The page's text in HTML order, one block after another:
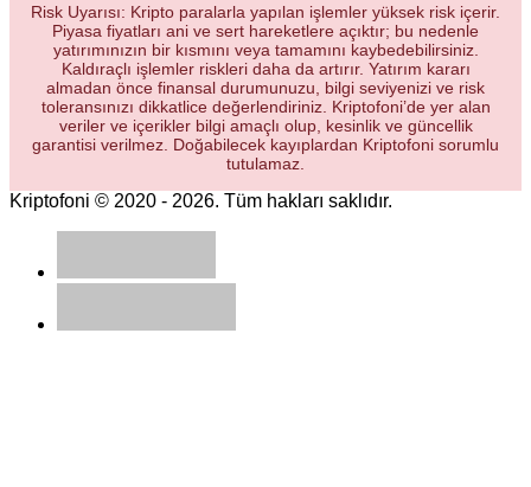
Risk Uyarısı: Kripto paralarla yapılan işlemler yüksek risk içerir.
Piyasa fiyatları ani ve sert hareketlere açıktır; bu nedenle
yatırımınızın bir kısmını veya tamamını kaybedebilirsiniz.
Kaldıraçlı işlemler riskleri daha da artırır. Yatırım kararı
almadan önce finansal durumunuzu, bilgi seviyenizi ve risk
toleransınızı dikkatlice değerlendiriniz. Kriptofoni’de yer alan
veriler ve içerikler bilgi amaçlı olup, kesinlik ve güncellik
garantisi verilmez. Doğabilecek kayıplardan Kriptofoni sorumlu
tutulamaz.
Kriptofoni © 2020 - 2026. Tüm hakları saklıdır.